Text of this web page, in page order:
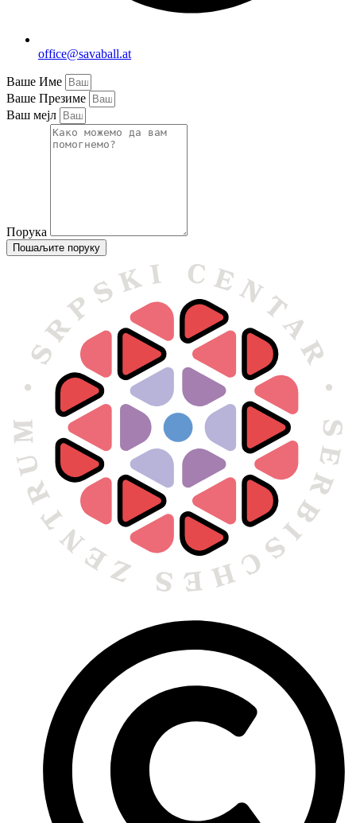
office@savaball.at
Ваше Име
Ваше Презиме
Ваш мејл
Порука
Пошаљите поруку